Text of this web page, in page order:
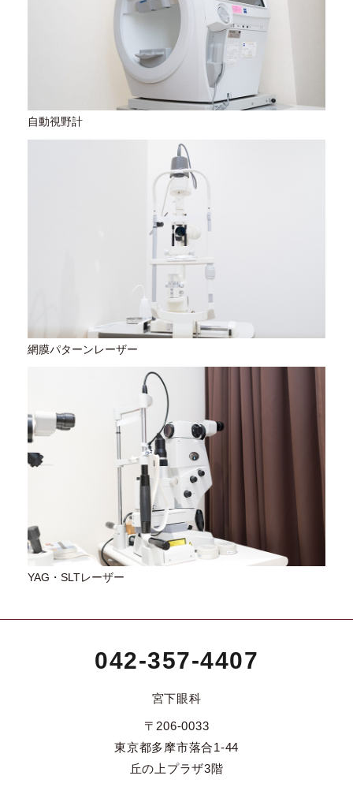
自動視野計
網膜パターンレーザー
YAG・SLTレーザー
042-357-4407
宮下眼科
〒206-0033
東京都多摩市落合1-44
丘の上プラザ3階